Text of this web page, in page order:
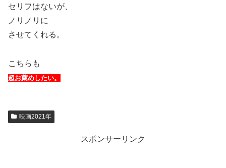
セリフはないが、
ノリノリに
させてくれる。
こちらも
超お薦めしたい。
映画2021年
スポンサーリンク